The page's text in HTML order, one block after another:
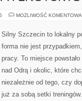
MOŻLIWOŚĆ
Silny Szczecin to lokalny
forma nie jest
pracy. To miejsce
nad Odrą i okolic, które
niezależnie od tego, czy
już za sobą setki